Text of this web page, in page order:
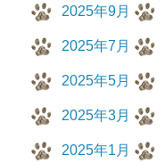
2025年9月
2025年7月
2025年5月
2025年3月
2025年1月